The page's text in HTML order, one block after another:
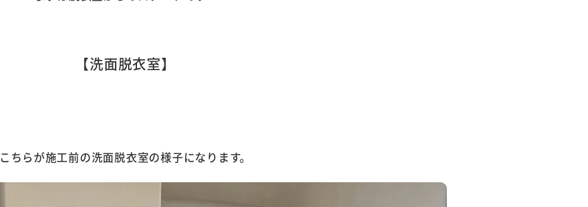
【洗面脱衣室】
こちらが施工前の洗面脱衣室の様子になります。